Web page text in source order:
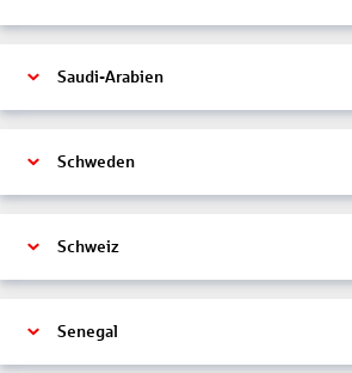
Saudi-Arabien
Schweden
Schweiz
Senegal